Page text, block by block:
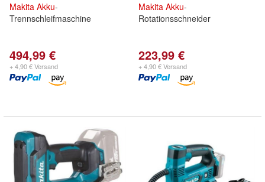
Makita Akku-
Trennschleifmaschine
494,99 €
+ 4,90 € Versand
Makita Akku-
Rotationsschneider
223,99 €
+ 4,90 € Versand